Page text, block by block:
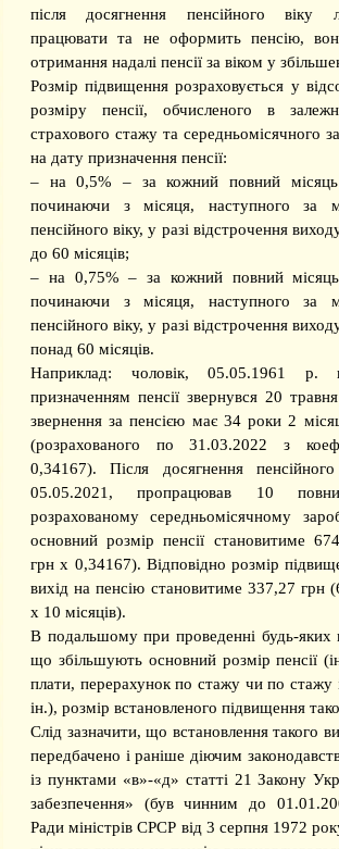
після досягнення пенсійного віку
працювати та не оформить пенсію,
отримання надалі пенсії за віком у
Розмір підвищення розраховується у
розміру пенсії, обчисленого в
страхового стажу та середньомісячного
на дату призначення пенсії:
– на 0,5% – за кожний повний місяць
починаючи з місяця, наступного за
пенсійного віку, у разі відстрочення
до 60 місяців;
– на 0,75% – за кожний повний місяць
починаючи з місяця, наступного за
пенсійного віку, у разі відстрочення
понад 60 місяців.
Наприклад: чоловік, 05.05.1961
призначенням пенсії звернувся 20
звернення за пенсією має 34 роки 2
(розрахованого по 31.03.2022 з
0,34167). Після досягнення
05.05.2021, пропрацював 10
розрахованому середньомісячному
основний розмір пенсії становитиме
грн х 0,34167). Відповідно розмір
вихід на пенсію становитиме 337,27 грн
х 10 місяців).
В подальшому при проведенні будь-яких
що збільшують основний розмір пенсії
плати, перерахунок по стажу чи по стажу і
ін.), розмір встановленого підвищення
Слід зазначити, що встановлення такого
передбачено і раніше діючим
із пунктами «в»-«д» статті 21 Закону
забезпечення» (був чинним до
Ради міністрів СРСР від 3 серпня 1972